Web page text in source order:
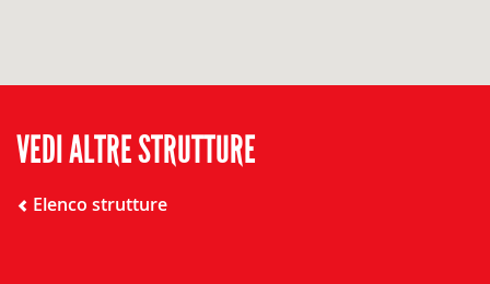
VEDI ALTRE STRUTTURE
Elenco strutture